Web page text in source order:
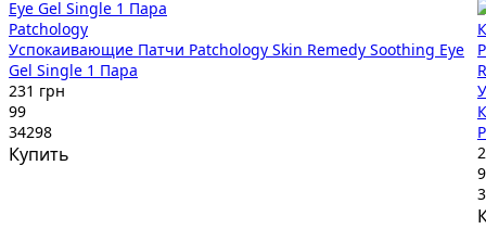
Patchology
Успокаивающие Патчи Patchology Skin Remedy Soothing Eye
Gel Single 1 Пара
231 грн
99
34298
Купить